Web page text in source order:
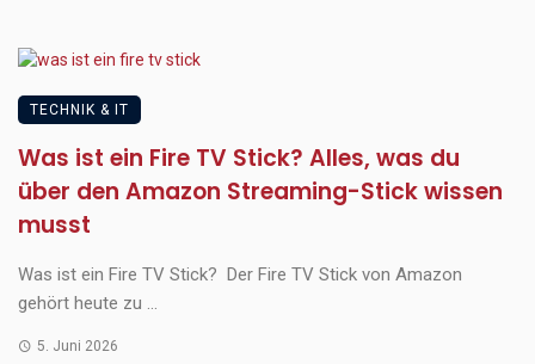
TECHNIK & IT
Was ist ein Fire TV Stick? Alles, was du
über den Amazon Streaming-Stick wissen
musst
Was ist ein Fire TV Stick? Der Fire TV Stick von Amazon
gehört heute zu ...
5. Juni 2026